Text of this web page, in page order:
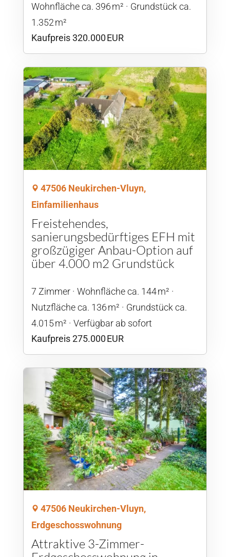
Wohnfläche ca. 396 m²
Grund­stück ca.
1.352 m²
Kaufpreis 320.000 EUR
47506 Neukirchen-Vluyn,
Einfamilienhaus
Freistehendes,
sanierungsbedürftiges EFH mit
großzügiger Anbau-Option auf
über 4.000 m2 Grundstück
7 Zimmer
Wohnfläche ca. 144 m²
Nutzfläche ca. 136 m²
Grund­stück ca.
4.015 m²
Verfügbar ab sofort
Kaufpreis 275.000 EUR
47506 Neukirchen-Vluyn,
Erdgeschosswohnung
Attraktive 3-Zimmer-